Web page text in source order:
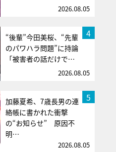
2026.08.05
4
“後輩”今田美桜、“先輩
のパワハラ問題”に持論
「被害者の話だけで…
2026.08.05
5
加藤夏希、7歳長男の連
絡帳に書かれた衝撃
の“お知らせ” 原因不
明…
2026.08.05